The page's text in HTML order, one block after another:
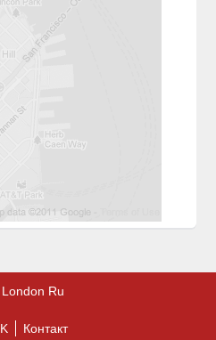
London Ru
Контакт